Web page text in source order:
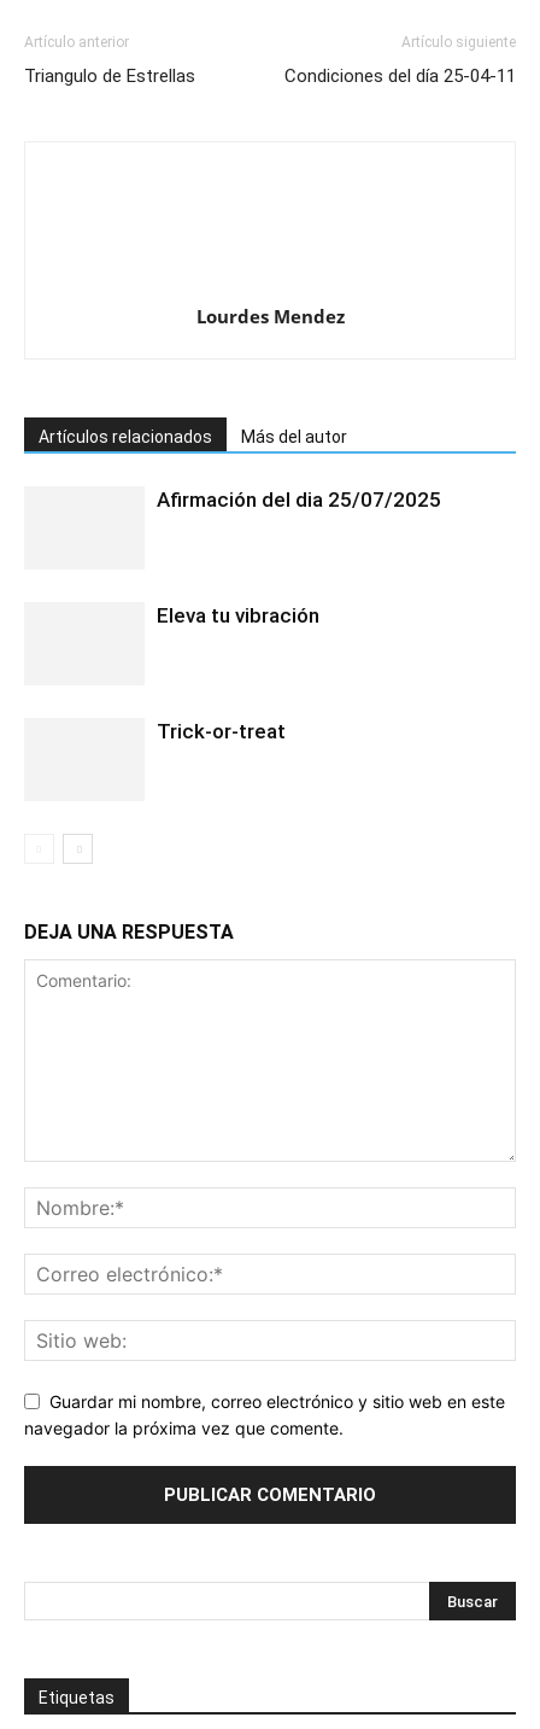
Artículo anterior
Triangulo de Estrellas
Artículo siguiente
Condiciones del día 25-04-11
Lourdes Mendez
Artículos relacionados Más del autor
Afirmación del dia 25/07/2025
Eleva tu vibración
Trick-or-treat
DEJA UNA RESPUESTA
Guardar mi nombre, correo electrónico y sitio web en este
navegador la próxima vez que comente.
Etiquetas